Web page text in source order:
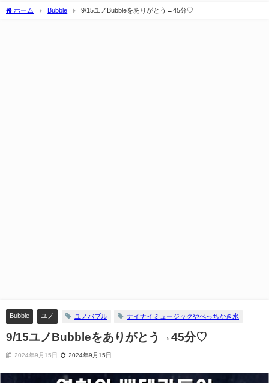
ホーム Bubble 9/15ユノBubbleをありがとう→45分♡
Bubble ユノ ユノバブル ナイナイミュージックやべっちかき氷
9/15ユノBubbleをありがとう→45分♡
2024年9月15日 2024年9月15日